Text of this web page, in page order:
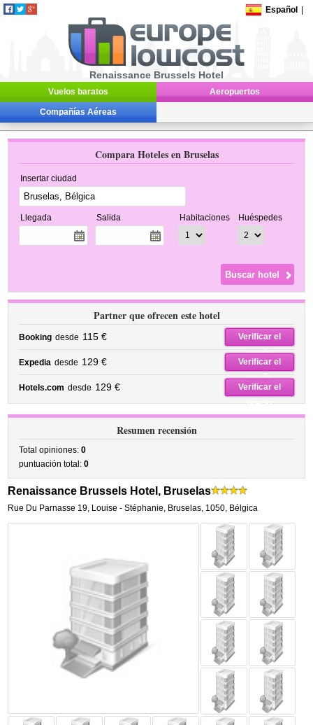
Español
Renaissance Brussels Hotel
Vuelos baratos Aeropuertos
Compañías Aéreas
Compara Hoteles en Bruselas
Insertar ciudad
Llegada Salida Habitaciones Huéspedes
Partner que ofrecen este hotel
Booking desde 115 €
Verificar el
precio
Expedia desde 129 €
Verificar el
precio
Hotels.com desde 129 €
Verificar el
precio
Resumen recensión
Total opiniones:0
puntuación total:0
Renaissance Brussels Hotel, Bruselas
Rue Du Parnasse 19, Louise - Stéphanie, Bruselas, 1050, Bélgica